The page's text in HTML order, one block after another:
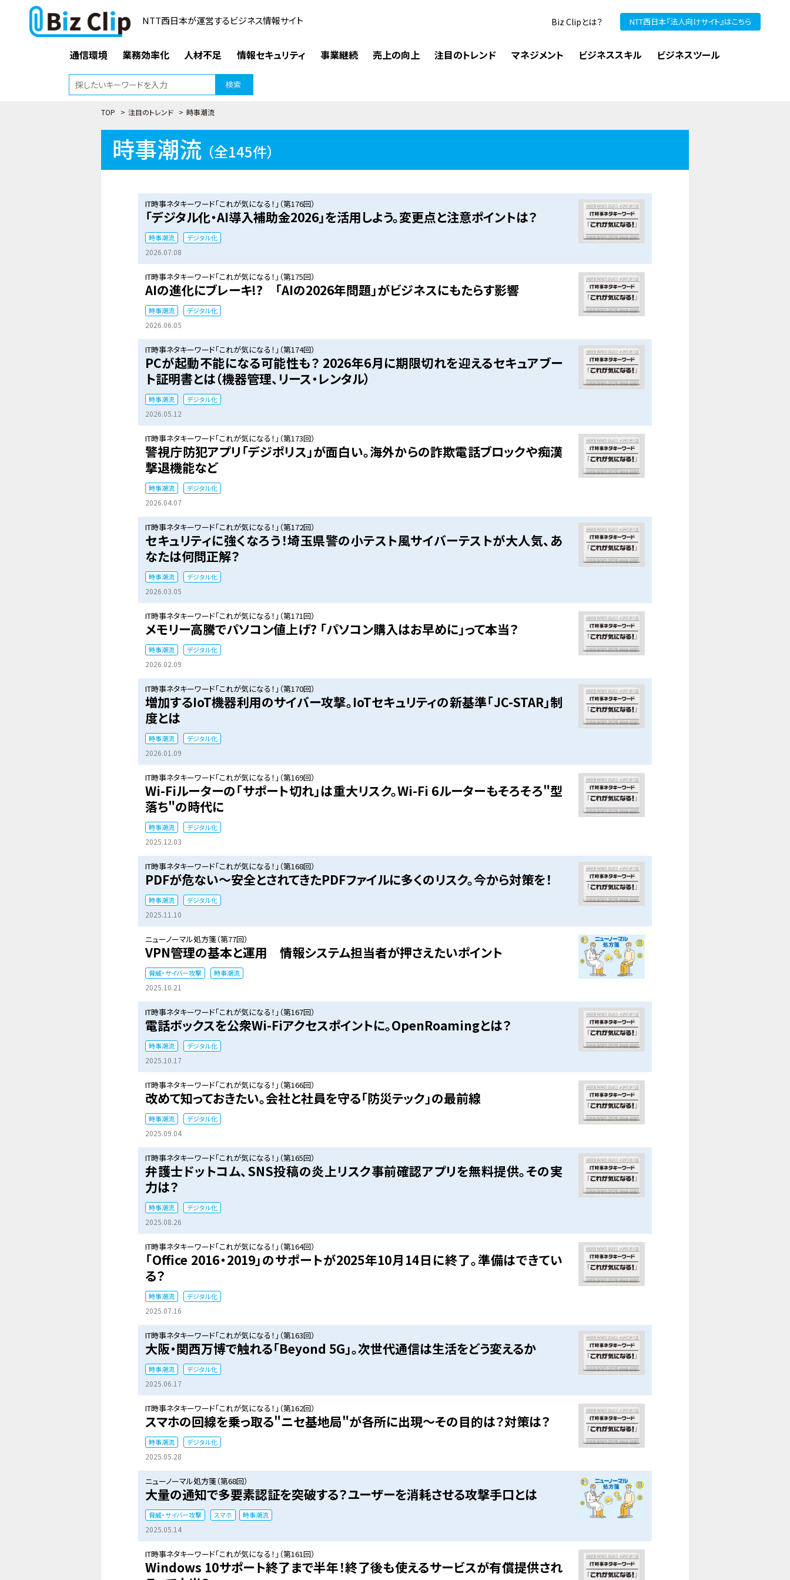
NTT西日本が運営するビジネス情報サイト Biz Clipとは？ NTT西日本『法人向けサイト』はこちら
通信環境 業務効率化 人材不足 情報セキュリティ 事業継続 売上の向上 注目のトレンド マネジメント ビジネススキル ビジネスツール
検索
TOP > 注目のトレンド > 時事潮流
時事潮流 （全145件）
IT時事ネタキーワード「これが気になる！」（第176回）
「デジタル化・AI導入補助金2026」を活用しよう。変更点と注意ポイントは？
時事潮流 デジタル化
2026.07.08
IT時事ネタキーワード「これが気になる！」（第175回）
AIの進化にブレーキ!? 「AIの2026年問題」がビジネスにもたらす影響
時事潮流 デジタル化
2026.06.05
IT時事ネタキーワード「これが気になる！」（第174回）
PCが起動不能になる可能性も？ 2026年6月に期限切れを迎えるセキュアブー
ト証明書とは（機器管理、リース・レンタル）
時事潮流 デジタル化
2026.05.12
IT時事ネタキーワード「これが気になる！」（第173回）
警視庁防犯アプリ「デジポリス」が面白い。海外からの詐欺電話ブロックや痴漢
撃退機能など
時事潮流 デジタル化
2026.04.07
IT時事ネタキーワード「これが気になる！」（第172回）
セキュリティに強くなろう！埼玉県警の小テスト風サイバーテストが大人気、あ
なたは何問正解？
時事潮流 デジタル化
2026.03.05
IT時事ネタキーワード「これが気になる！」（第171回）
メモリー高騰でパソコン値上げ? 「パソコン購入はお早めに」って本当？
時事潮流 デジタル化
2026.02.09
IT時事ネタキーワード「これが気になる！」（第170回）
増加するIoT機器利用のサイバー攻撃。IoTセキュリティの新基準「JC-STAR」制
度とは
時事潮流 デジタル化
2026.01.09
IT時事ネタキーワード「これが気になる！」（第169回）
Wi-Fiルーターの「サポート切れ」は重大リスク。Wi-Fi 6ルーターもそろそろ"型
落ち"の時代に
時事潮流 デジタル化
2025.12.03
IT時事ネタキーワード「これが気になる！」（第168回）
PDFが危ない～安全とされてきたPDFファイルに多くのリスク。今から対策を！
時事潮流 デジタル化
2025.11.10
ニューノーマル処方箋（第77回）
VPN管理の基本と運用 情報システム担当者が押さえたいポイント
脅威・サイバー攻撃 時事潮流
2025.10.21
IT時事ネタキーワード「これが気になる！」（第167回）
電話ボックスを公衆Wi-Fiアクセスポイントに。OpenRoamingとは？
時事潮流 デジタル化
2025.10.17
IT時事ネタキーワード「これが気になる！」（第166回）
改めて知っておきたい。会社と社員を守る「防災テック」の最前線
時事潮流 デジタル化
2025.09.04
IT時事ネタキーワード「これが気になる！」（第165回）
弁護士ドットコム、SNS投稿の炎上リスク事前確認アプリを無料提供。その実
力は？
時事潮流 デジタル化
2025.08.26
IT時事ネタキーワード「これが気になる！」（第164回）
「Office 2016・2019」のサポートが2025年10月14日に終了。準備はできてい
る？
時事潮流 デジタル化
2025.07.16
IT時事ネタキーワード「これが気になる！」（第163回）
大阪・関西万博で触れる「Beyond 5G」。次世代通信は生活をどう変えるか
時事潮流 デジタル化
2025.06.17
IT時事ネタキーワード「これが気になる！」（第162回）
スマホの回線を乗っ取る"ニセ基地局"が各所に出現～その目的は？対策は？
時事潮流 デジタル化
2025.05.28
ニューノーマル処方箋（第68回）
大量の通知で多要素認証を突破する？ユーザーを消耗させる攻撃手口とは
脅威・サイバー攻撃 スマホ 時事潮流
2025.05.14
IT時事ネタキーワード「これが気になる！」（第161回）
Windows 10サポート終了まで半年！終了後も使えるサービスが有償提供され